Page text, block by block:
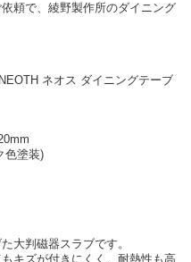
頼で、綾野製作所のダイニング
ネオス ダイニングテーブ
色塗装)
大判磁器スラブです。
キズが付きにくく、耐熱性も高